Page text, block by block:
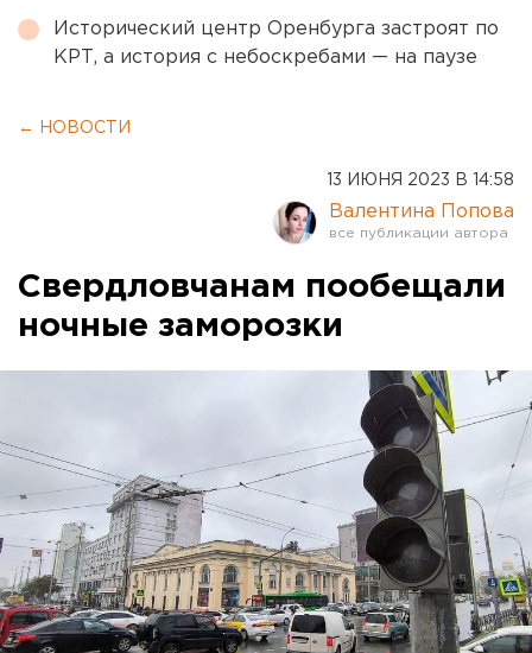
Исторический центр Оренбурга застроят по
КРТ, а история с небоскребами — на паузе
← НОВОСТИ
13 ИЮНЯ 2023 В 14:58
Валентина Попова
Свердловчанам пообещали
ночные заморозки